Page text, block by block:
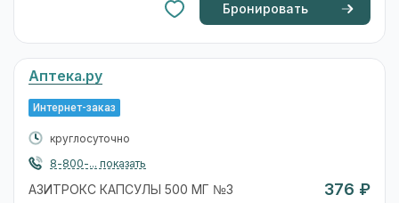
Бронировать
Аптека.ру
Интернет-заказ
круглосуточно
8-800-... показать
АЗИТРОКС КАПСУЛЫ 500 МГ №3 376 ₽